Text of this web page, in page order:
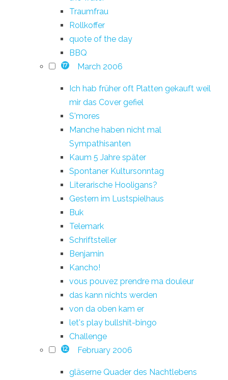
Traumfrau
Rollkoffer
quote of the day
BBQ
17 March 2006
Ich hab früher oft Platten gekauft weil
mir das Cover gefiel
S'mores
Manche haben nicht mal
Sympathisanten
Kaum 5 Jahre später
Spontaner Kultursonntag
Literarische Hooligans?
Gestern im Lustspielhaus
Buk
Telemark
Schriftsteller
Benjamin
Kancho!
vous pouvez prendre ma douleur
das kann nichts werden
von da oben kam er
let's play bullshit-bingo
Challenge
12 February 2006
gläserne Quader des Nachtlebens